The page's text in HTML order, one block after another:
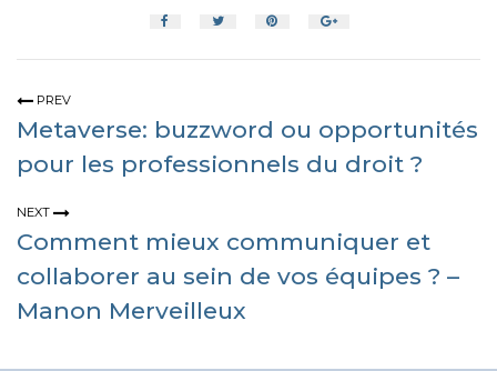
PREV
Metaverse: buzzword ou opportunités
pour les professionnels du droit ?
NEXT
Comment mieux communiquer et
collaborer au sein de vos équipes ? –
Manon Merveilleux